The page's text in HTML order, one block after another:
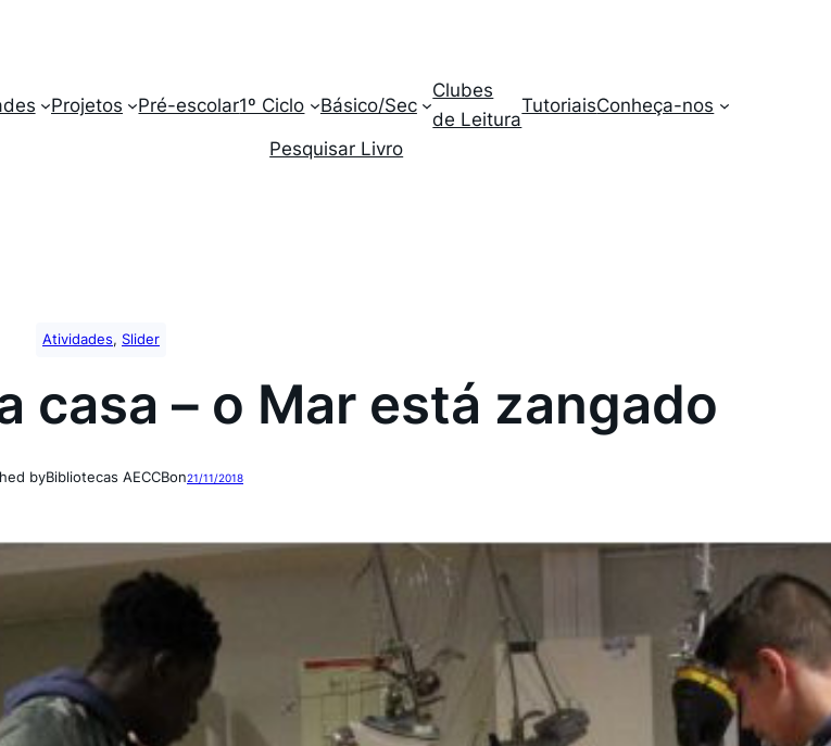
Projetos Pré-escolar1º Ciclo Básico/Sec
Clubes
de Leitura
TutoriaisConheça-nos
Pesquisar Livro
Atividades, Slider
casa – o Mar está zangado
byBibliotecas AECCBon21/11/2018